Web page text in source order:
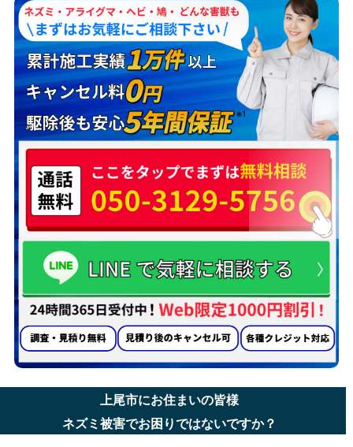
上尾市にお住まいの皆様
ネズミ被害でお困りではないですか？